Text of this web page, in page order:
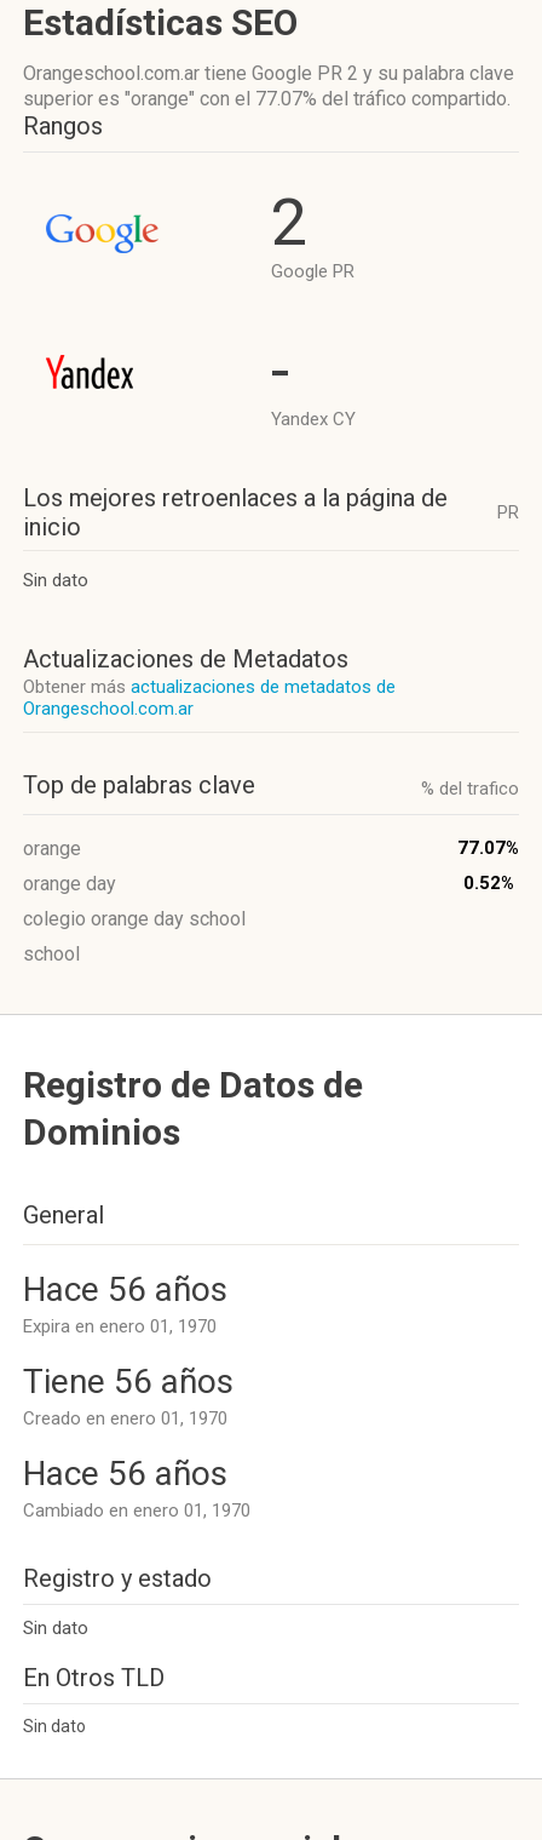
Estadísticas SEO
Orangeschool.com.ar tiene Google PR 2 y su palabra clave
superior es "orange" con el 77.07% del tráfico compartido.
Rangos
2
Google PR
-
Yandex CY
Los mejores retroenlaces a la página de
inicio
PR
Sin dato
Actualizaciones de Metadatos
Obtener más actualizaciones de metadatos de
Orangeschool.com.ar
Top de palabras clave % del trafico
orange 77.07%
orange day 0.52%
colegio orange day school
school
Registro de Datos de
Dominios
General
Hace 56 años
Expira en enero 01, 1970
Tiene 56 años
Creado en enero 01, 1970
Hace 56 años
Cambiado en enero 01, 1970
Registro y estado
Sin dato
En Otros TLD
Sin dato